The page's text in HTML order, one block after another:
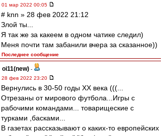
01 мар 2022 00:05
# knn » 28 фев 2022 21:12
Злой ты...
Я так же за какеем в одном чатике следил)
Меня почти там забанили вчера за сказанное))
Последнее сообщение
oi11(new) -
28 фев 2022 23:20
Вернулись в 30-50 годы ХХ века (((...
Отрезаны от мирового футбола...Игры с
рабочими командами... товарищеские с
турками ,басками...
В газетах рассказывают о каких-то европейских